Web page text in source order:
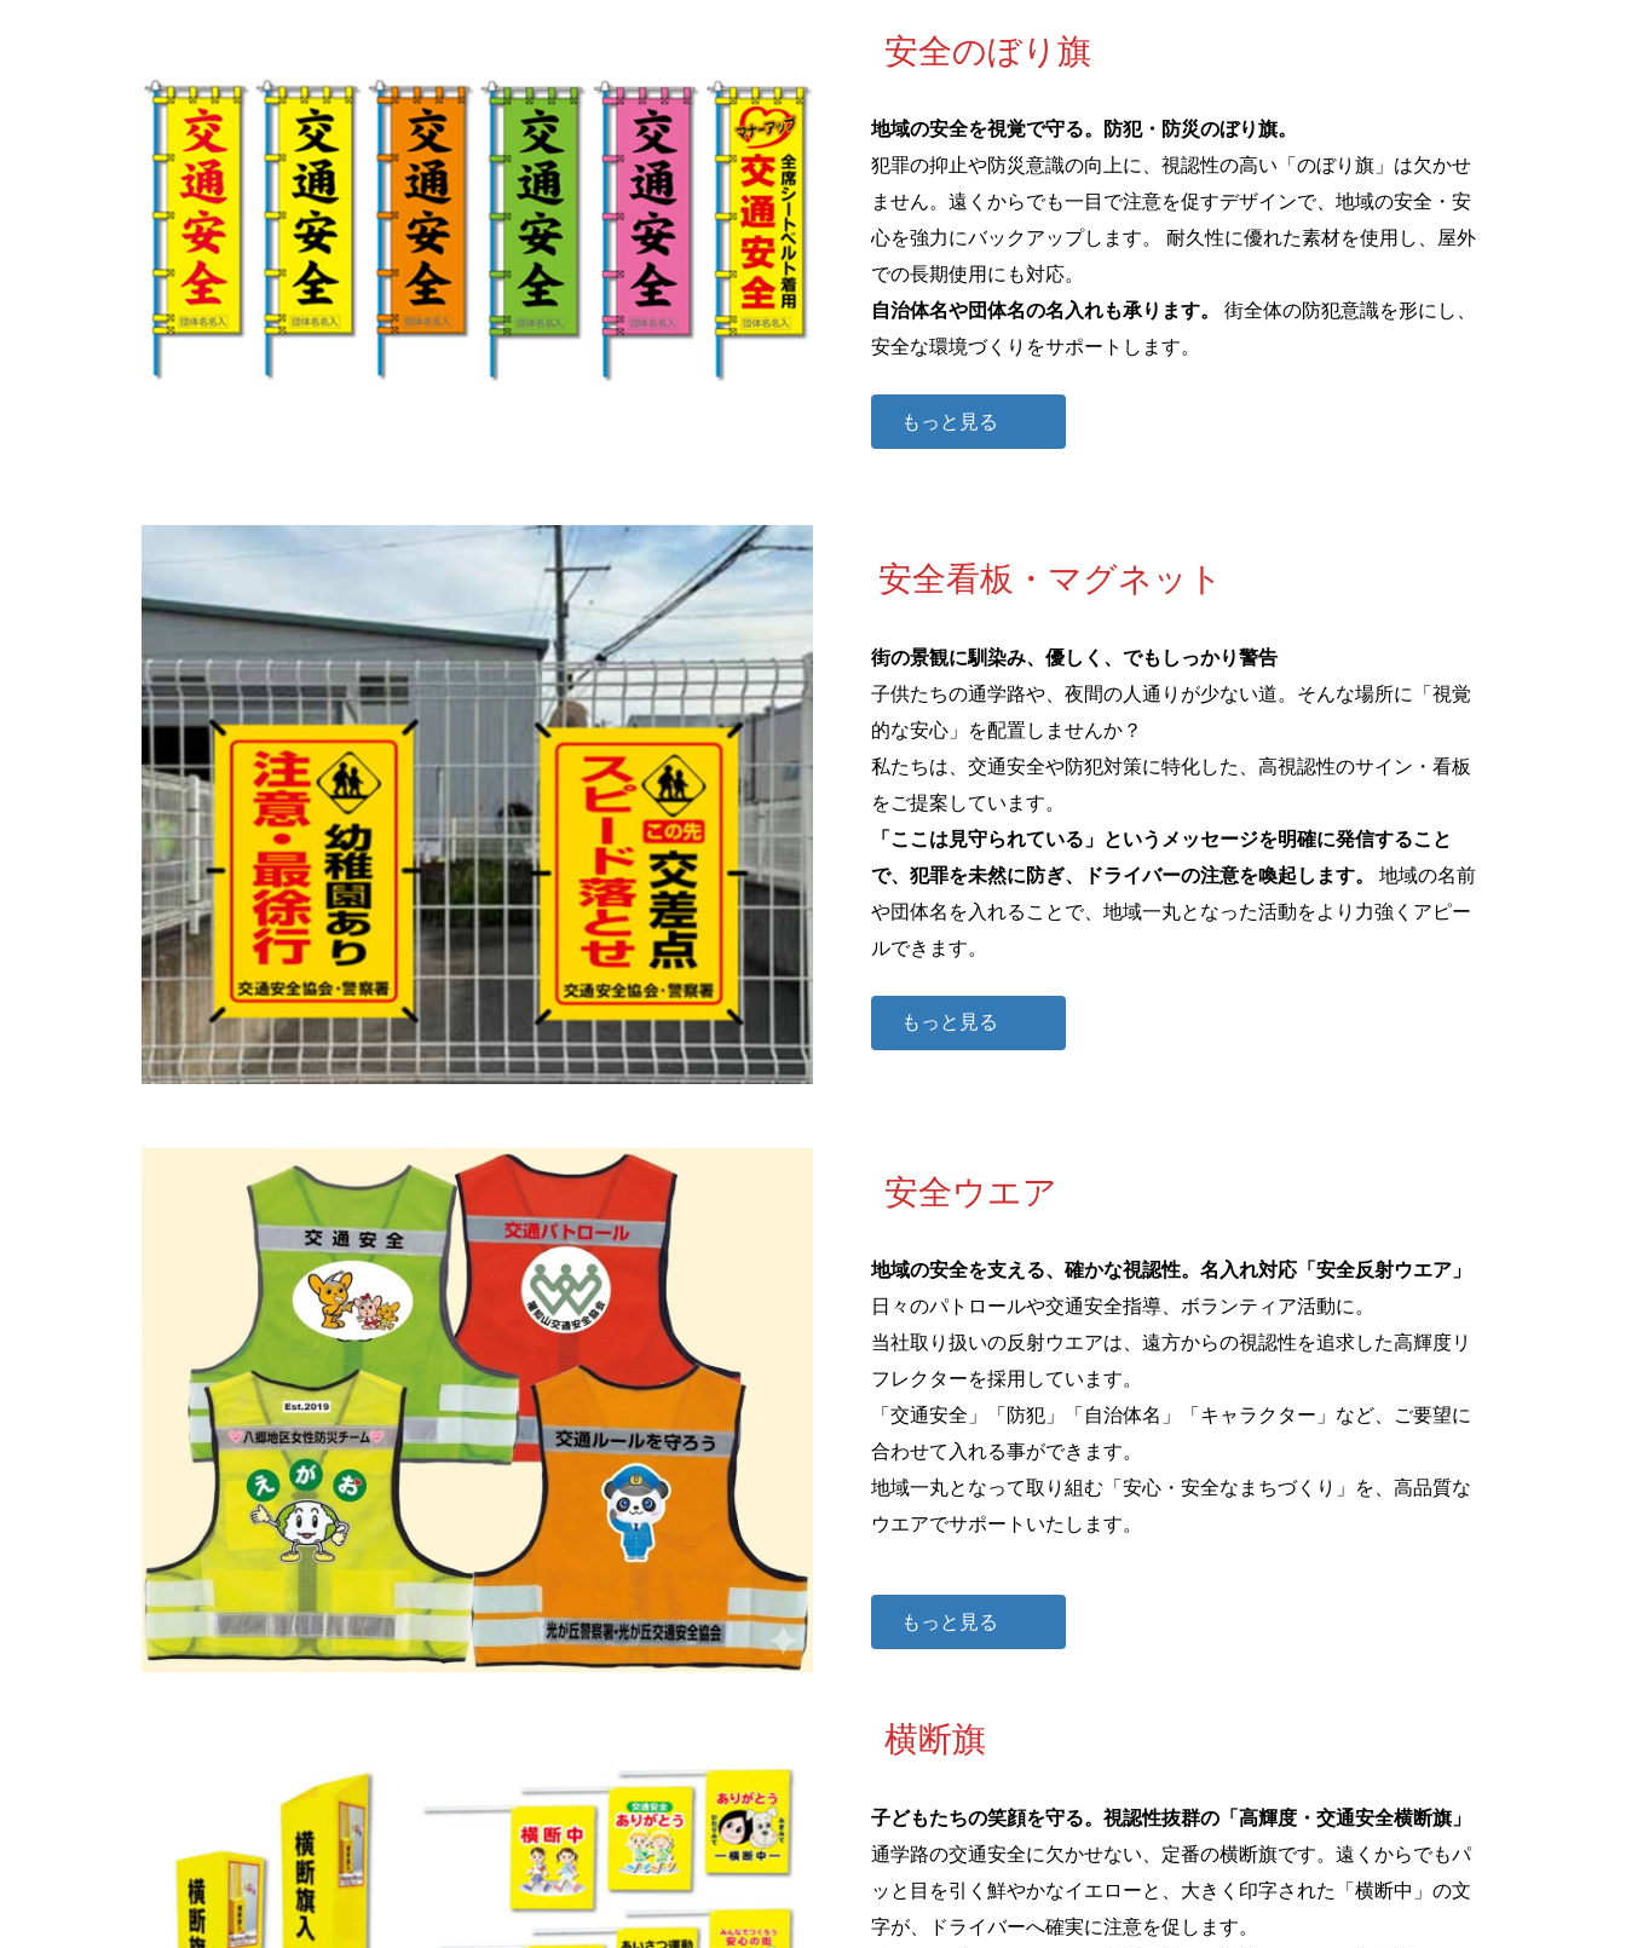
安全のぼり旗
地域の安全を視覚で守る。防犯・防災のぼり旗。
犯罪の抑止や防災意識の向上に、視認性の高い「のぼり旗」は欠かせ
ません。遠くからでも一目で注意を促すデザインで、地域の安全・安
心を強力にバックアップします。 耐久性に優れた素材を使用し、屋外
での長期使用にも対応。
自治体名や団体名の名入れも承ります。
街全体の防犯意識を形にし、
安全な環境づくりをサポートします。
もっと見る
安全看板・マグネット
街の景観に馴染み、優しく、でもしっかり警告
子供たちの通学路や、夜間の人通りが少ない道。そんな場所に「視覚
的な安心」を配置しませんか？
私たちは、交通安全や防犯対策に特化した、高視認性のサイン・看板
をご提案しています。
「ここは見守られている」というメッセージを明確に発信すること
で、犯罪を未然に防ぎ、ドライバーの注意を喚起します。
地域の名前
や団体名を入れることで、地域一丸となった活動をより力強くアピー
ルできます。
もっと見る
安全ウエア
地域の安全を支える、確かな視認性。名入れ対応「安全反射ウエア」
日々のパトロールや交通安全指導、ボランティア活動に。
当社取り扱いの反射ウエアは、遠方からの視認性を追求した高輝度リ
フレクターを採用しています。
「交通安全」「防犯」「自治体名」「キャラクター」など、ご要望に
合わせて入れる事ができます。
地域一丸となって取り組む「安心・安全なまちづくり」を、高品質な
ウエアでサポートいたします。
もっと見る
横断旗
子どもたちの笑顔を守る。視認性抜群の「高輝度・交通安全横断旗」
通学路の交通安全に欠かせない、定番の横断旗です。遠くからでもパ
ッと目を引く鮮やかなイエローと、大きく印字された「横断中」の文
字が、ドライバーへ確実に注意を促します。